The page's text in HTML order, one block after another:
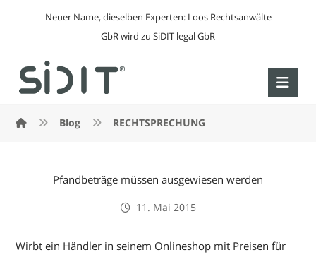
Neuer Name, dieselben Experten: Loos Rechtsanwälte
GbR wird zu SiDIT legal GbR
Blog RECHTSPRECHUNG
Pfandbeträge müssen ausgewiesen werden
11. Mai 2015
Wirbt ein Händler in seinem Onlineshop mit Preisen für